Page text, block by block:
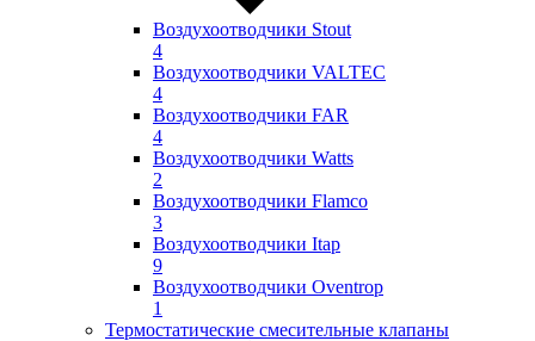
Воздухоотводчики Stout
4
Воздухоотводчики VALTEC
4
Воздухоотводчики FAR
4
Воздухоотводчики Watts
2
Воздухоотводчики Flamco
3
Воздухоотводчики Itap
9
Воздухоотводчики Oventrop
1
Термостатические смесительные клапаны